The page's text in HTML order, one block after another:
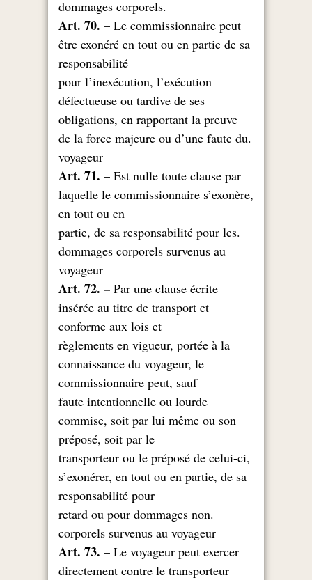
.dommages corporels
Art. 70. – Le commissionnaire peut
être exonéré en tout ou en partie de sa
responsabilité
pour l’inexécution, l’exécution
défectueuse ou tardive de ses
obligations, en rapportant la preuve
.de la force majeure ou d’une faute du
voyageur
Art. 71. – Est nulle toute clause par
laquelle le commissionnaire s’exonère,
en tout ou en
.partie, de sa responsabilité pour les
dommages corporels survenus au
voyageur
Art. 72. – Par une clause écrite
insérée au titre de transport et
conforme aux lois et
règlements en vigueur, portée à la
connaissance du voyageur, le
commissionnaire peut, sauf
faute intentionnelle ou lourde
commise, soit par lui même ou son
préposé, soit par le
transporteur ou le préposé de celui-ci,
s’exonérer, en tout ou en partie, de sa
responsabilité pour
.retard ou pour dommages non
corporels survenus au voyageur
Art. 73. – Le voyageur peut exercer
directement contre le transporteur